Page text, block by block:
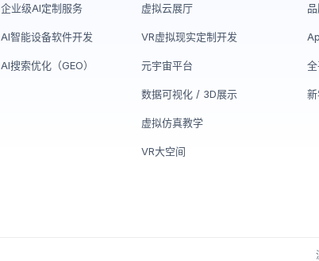
企业级AI定制服务
AI智能设备软件开发
AI搜索优化（GEO）
虚拟云展厅
VR虚拟现实定制开发
元宇宙平台
数据可视化 / 3D展示
虚拟仿真教学
VR大空间